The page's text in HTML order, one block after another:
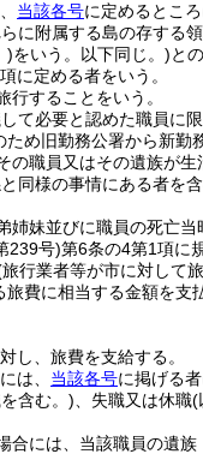
当該各号に定めるところ
に附属する島の存する
)をいう。以下同じ。)と
に定める者をいう。
することをいう。
て必要と認めた職員に
め旧勤務公署から新勤
職員又はその遺族が生
同様の事情にある者を
妹並びに職員の死亡当
239号)第6条の4第1項に
行業者等が市に対して
費に相当する金額を支
し、旅費を支給する。
は、 当該各号に掲げる
含む。) 、失職又は休職(
合には、当該職員の遺族